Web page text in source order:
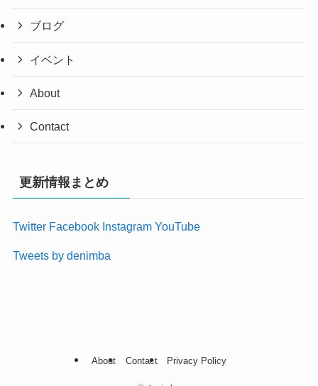
ブログ
イベント
About
Contact
更新情報まとめ
Twitter Facebook Instagram YouTube
Tweets by denimba
About Contact Privacy Policy